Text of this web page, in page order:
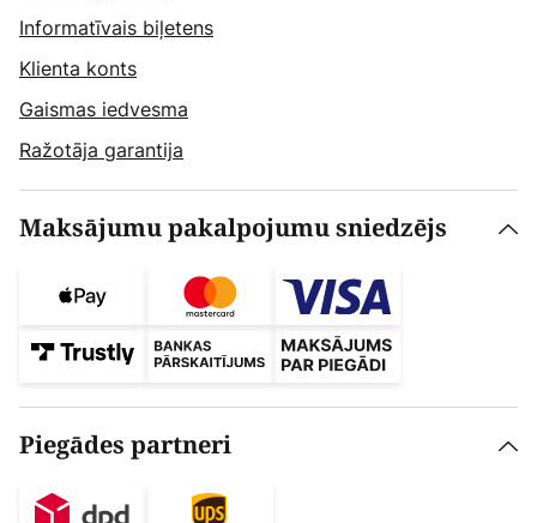
Informatīvais biļetens
Klienta konts
Gaismas iedvesma
Ražotāja garantija
Maksājumu pakalpojumu sniedzējs
Piegādes partneri